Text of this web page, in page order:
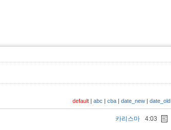
default | abc | cba | date_new | date_old
카리스마 4:03